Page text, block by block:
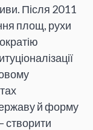
Після 2011
площ, рухи
й форму
створити